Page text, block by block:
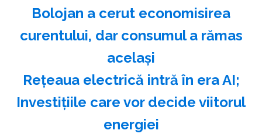
Bolojan a cerut economisirea
curentului, dar consumul a rămas
acelaşi
Reţeaua electrică intră în era AI;
Investiţiile care vor decide viitorul
energiei